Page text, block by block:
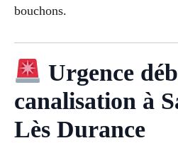
bouchons.
Urgence
canalisation à
Lès Durance